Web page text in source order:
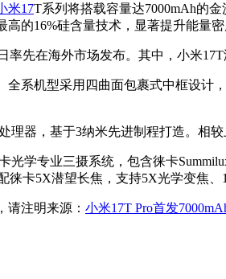
米17T系列将搭载容量达7000mAh的
的16%硅含量技术，显著提升能量密
率先在海外市场发布。其中，小米
全系机型采用四曲面包裹式中框设
理器，基于3纳米先进制程打造。相
光学专业三摄系统，包含徕卡
徕卡5X潜望长焦，支持5X光学变焦
请注明来源： 小米17T Pro首发